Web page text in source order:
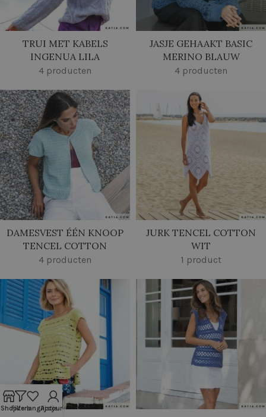
TRUI MET KABELS
INGENUA LILA
4 producten
JASJE GEHAAKT BASIC
MERINO BLAUW
4 producten
DAMESVEST ÉÉN KNOOP
TENCEL COTTON
4 producten
JURK TENCEL COTTON
WIT
1 product
ShopFilters
Verlanglijstje
Account